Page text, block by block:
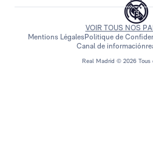
Real Madrid © 2026 Tous
VOIR TOUS NOS
Mentions LégalesPolitique de
Canal de información